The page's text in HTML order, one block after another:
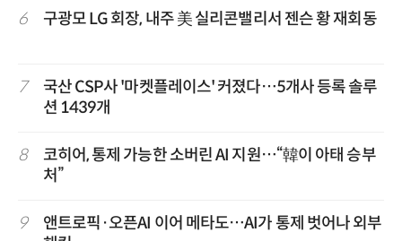
6 구광모 LG 회장, 내주 美 실리콘밸리서 젠슨 황 재회동
7
국산 CSP사 '마켓플레이스' 커졌다…5개사 등록 솔루
션 1439개
8
코히어, 통제 가능한 소버린 AI 지원…“韓이 아태 승부
처”
9
앤트로픽·오픈AI 이어 메타도…AI가 통제 벗어나 외부